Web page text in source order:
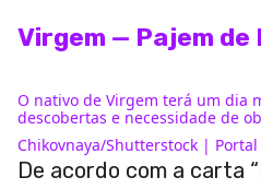
Virgem — Pajem de
O nativo de Virgem terá um dia
descobertas e necessidade de
Chikovnaya/Shutterstock | Portal
De acordo com a carta